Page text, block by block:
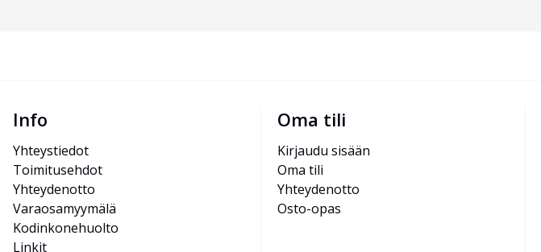
Info
Yhteystiedot
Toimitusehdot
Yhteydenotto
Varaosamyymälä
Kodinkonehuolto
Linkit
Oma tili
Kirjaudu sisään
Oma tili
Yhteydenotto
Osto-opas